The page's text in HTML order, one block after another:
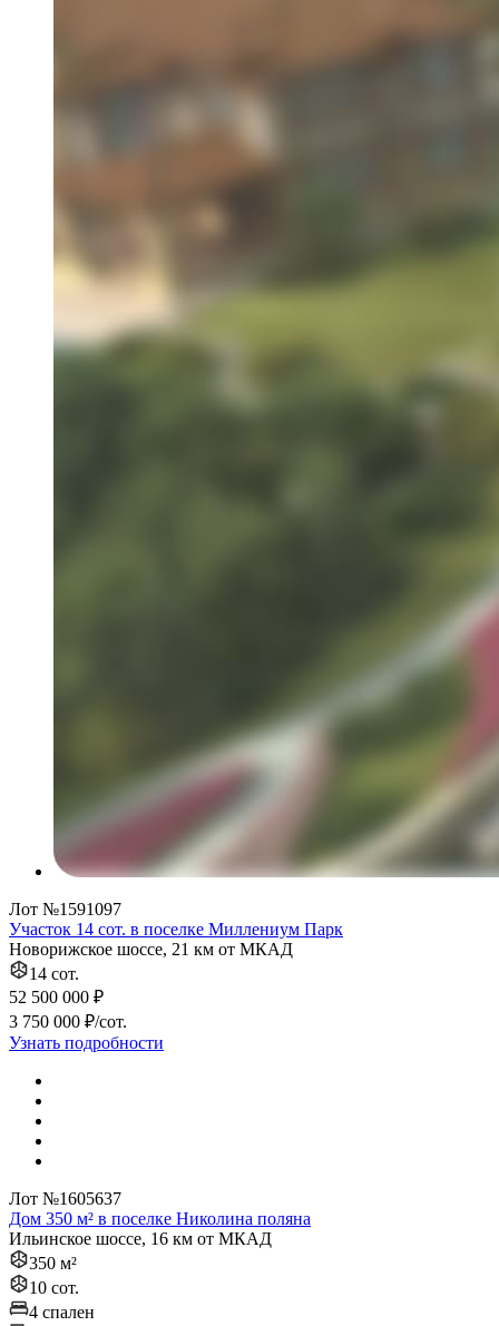
Лот №1591097
Участок 14 сот. в поселке Миллениум Парк
Новорижское шоссе, 21 км от МКАД
14 сот.
52 500 000 ₽
3 750 000 ₽/сот.
Узнать подробности
Лот №1605637
Дом 350 м² в поселке Николина поляна
Ильинское шоссе, 16 км от МКАД
350 м²
10 сот.
4 спален